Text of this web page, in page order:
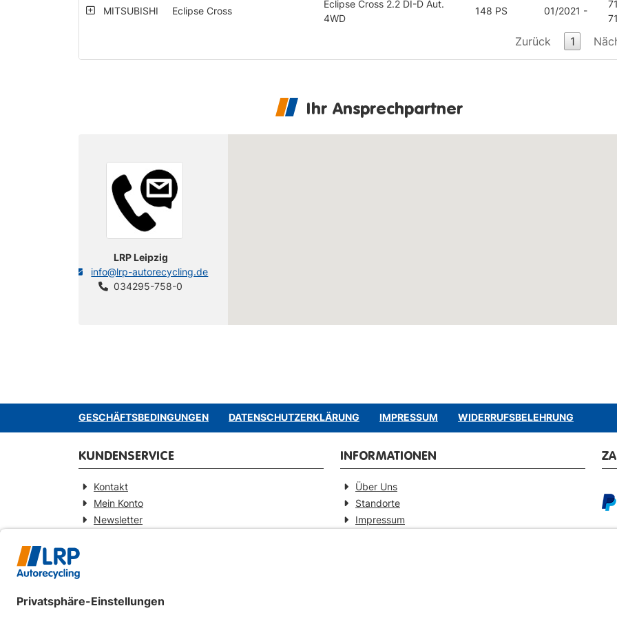
MITSUBISHI Eclipse Cross
Eclipse Cross 2.2 DI-D Aut.
4WD
148 PS 01/2021 -
Zurück 1
Ihr Ansprechpartner
LRP Leipzig
info@lrp-autorecycling.de
034295-758-0
GESCHÄFTSBEDINGUNGEN DATENSCHUTZERKLÄRUNG IMPRESSUM WIDERRUFSBELEHRUNG
KUNDENSERVICE
Kontakt
Mein Konto
Newsletter
INFORMATIONEN
Über Uns
Standorte
Impressum